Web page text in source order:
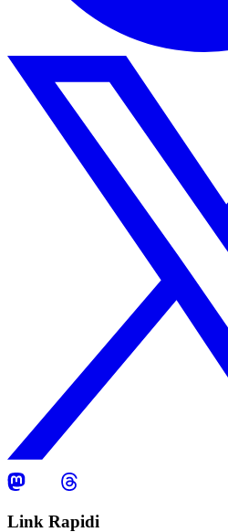
Link Rapidi